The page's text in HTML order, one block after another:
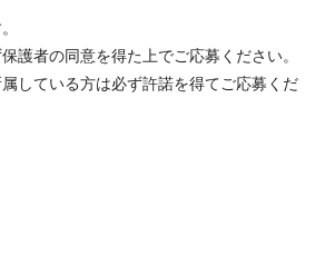
護者の同意を得た上でご応募ください。
している方は必ず許諾を得てご応募くだ